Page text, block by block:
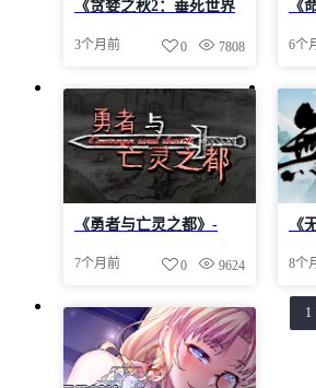
《贪婪之秋2：垂死世界
World/GreedFall 2》
3个月前 7808
0
《
重
简|
6个
《勇者与亡灵之都》-
官中简体|容量1.57GB
7个月前 9624
0
《
雷
中
8个
第1页